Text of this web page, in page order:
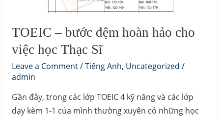
TOEIC – bước đệm hoàn hảo cho
việc học Thạc Sĩ
Leave a Comment/Tiếng Anh, Uncategorized /
admin
Gần đây, trong các lớp TOEIC 4 kỹ năng và các lớp
dạy kèm 1-1 của mình thường xuyên có những học